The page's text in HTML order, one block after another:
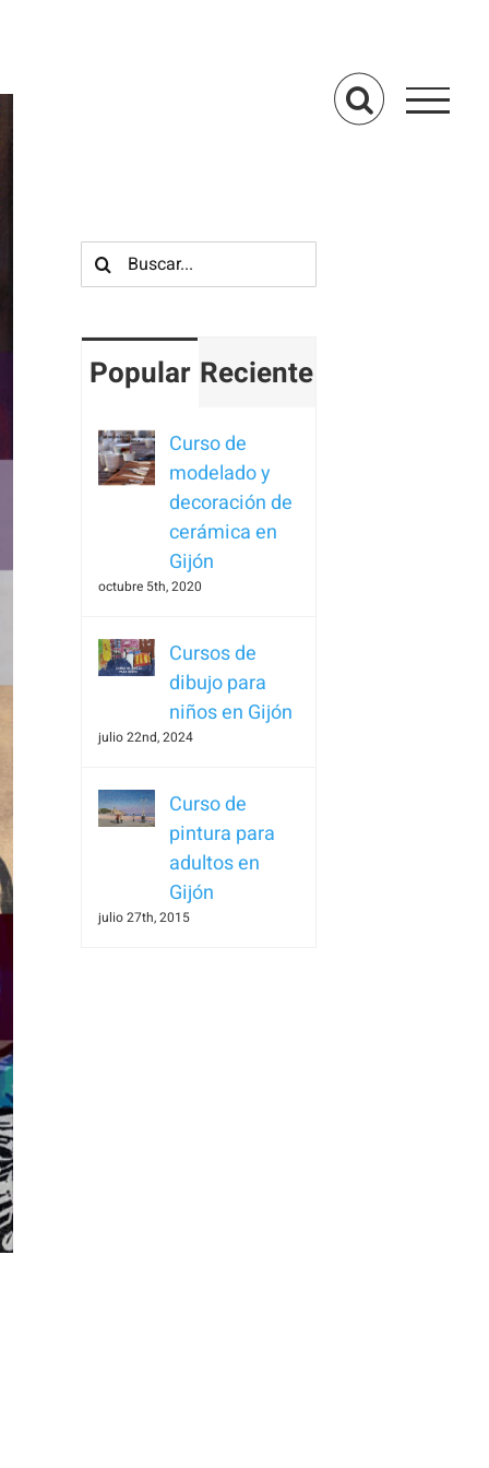
Buscar:
Popular Reciente
Curso de
modelado y
decoración de
cerámica en
Gijón
octubre 5th, 2020
Cursos de
dibujo para
niños en Gijón
julio 22nd, 2024
Curso de
pintura para
adultos en
Gijón
julio 27th, 2015